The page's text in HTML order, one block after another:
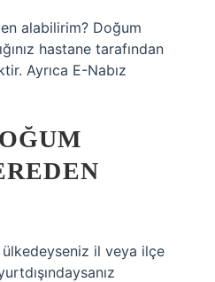
alabilirim? Doğum
hastane tarafından
Ayrıca E-Nabız
ülkedeyseniz il veya ilçe